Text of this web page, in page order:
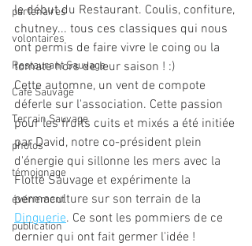
partenaires
volontaires
Restaurant Sauvage
Café Sauvage
Terrain Sauvage
photos
témoignage
événement
publication
le début du Restaurant. Coulis, confiture,
chutney... tous ces classiques qui nous
ont permis de faire vivre le coing ou la
tomate hors de leur saison ! :)
Cette automne, un vent de compote
déferle sur l'association. Cette passion
pour les fruits cuits et mixés a été initiée
par David, notre co-président plein
d'énergie qui sillonne les mers avec la
Flotte Sauvage et expérimente la
permaculture sur son terrain de la
Dinguerie. Ce sont les pommiers de ce
dernier qui ont fait germer l'idée !